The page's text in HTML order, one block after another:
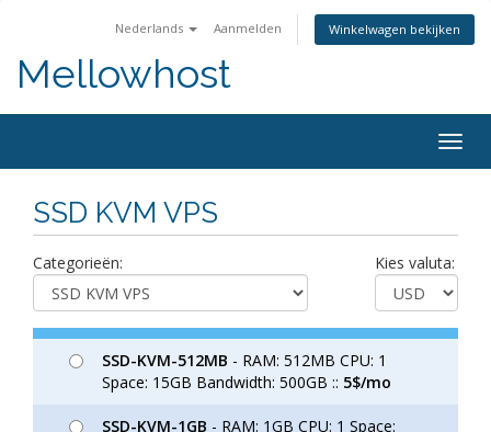
Nederlands Aanmelden Winkelwagen bekijken
Mellowhost
SSD KVM VPS
Categorieën: Kies valuta:
SSD-KVM-512MB - RAM: 512MB CPU: 1
Space: 15GB Bandwidth: 500GB :: 5$/mo
SSD-KVM-1GB - RAM: 1GB CPU: 1 Space: